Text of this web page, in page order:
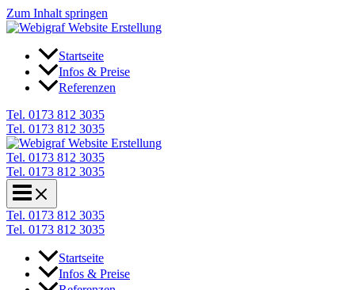
Zum Inhalt springen
Startseite
Infos & Preise
Referenzen
Tel. 0173 812 3035
Tel. 0173 812 3035
Tel. 0173 812 3035
Tel. 0173 812 3035
Tel. 0173 812 3035
Tel. 0173 812 3035
Startseite
Infos & Preise